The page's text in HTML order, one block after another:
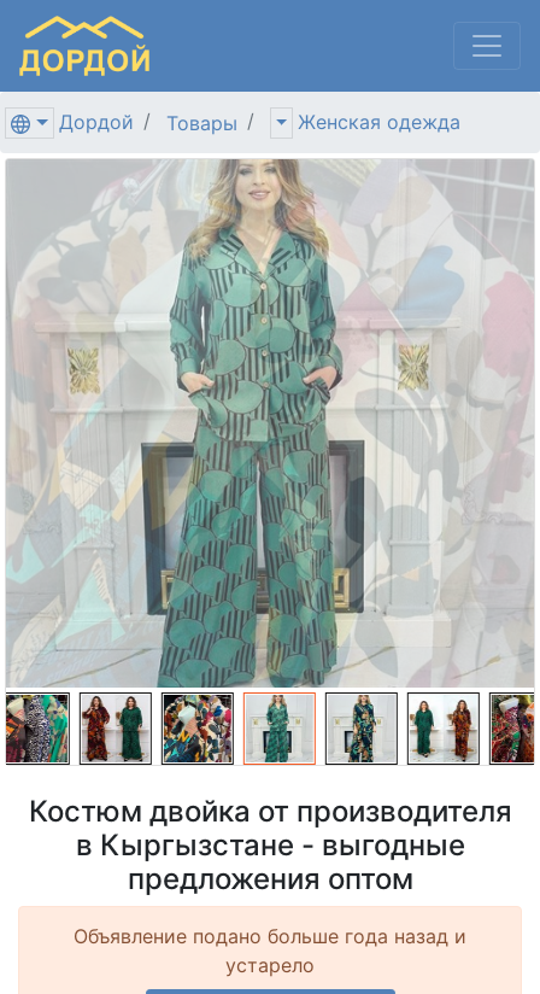
Дордой Товары Женская одежда
Костюм двойка от производителя
в Кыргызстане - выгодные
предложения оптом
Объявление подано больше года назад и
устарело